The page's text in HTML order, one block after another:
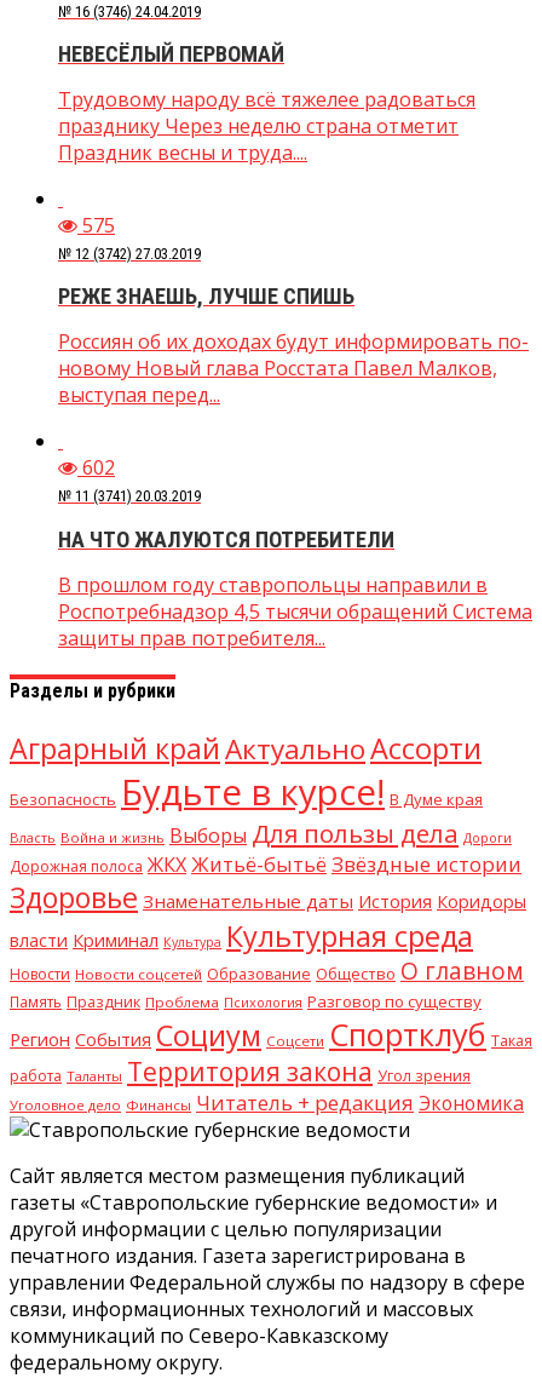
№ 16 (3746) 24.04.2019
НЕВЕСЁЛЫЙ ПЕРВОМАЙ
Трудовому народу всё тяжелее радоваться
празднику Через неделю страна отметит
Праздник весны и труда....
575
№ 12 (3742) 27.03.2019
РЕЖЕ ЗНАЕШЬ, ЛУЧШЕ СПИШЬ
Россиян об их доходах будут информировать по-
новому Новый глава Росстата Павел Малков,
выступая перед...
602
№ 11 (3741) 20.03.2019
НА ЧТО ЖАЛУЮТСЯ ПОТРЕБИТЕЛИ
В прошлом году ставропольцы направили в
Роспотребнадзор 4,5 тысячи обращений Система
защиты прав потребителя...
Разделы и рубрики
Аграрный крайАктуальноАссорти
Безопасность Будьте в курсе! В Думе края
Власть Война и жизнь Выборы Для пользы дела Дороги
Дорожная полоса ЖКХЖитьё-бытьё Звёздные истории
Здоровье Знаменательные даты История Коридоры
власти Криминал Культура Культурная среда
Новости Новости соцсетей Образование Общество О главном
Память Праздник Проблема Психология Разговор по существу
Регион События Социум Соцсети Спортклуб Такая
работа Таланты Территория закона Угол зрения
Уголовное дело Финансы Читатель + редакция Экономика
Сайт является местом размещения публикаций
газеты «Ставропольские губернские ведомости» и
другой информации с целью популяризации
печатного издания. Газета зарегистрирована в
управлении Федеральной службы по надзору в сфере
связи, информационных технологий и массовых
коммуникаций по Северо-Кавказскому
федеральному округу.